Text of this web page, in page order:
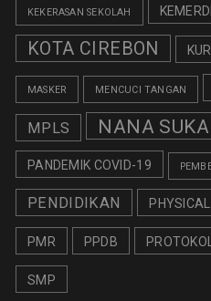
KEKERASAN SEKOLAH
KOTA CIREBON
MASKER MENCUCI TANGAN
MPLS NANA
PANDEMIK COVID-19
PENDIDIKAN
PMR PPDB
SMP